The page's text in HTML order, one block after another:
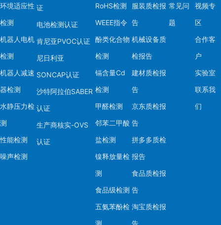
环境适应性
检测
机器人电机
检测
机器人减速
器检测
水静压力检
测
性能检测
噪声检测
证
电池检测认证
肯尼亚PVOC认证
尼日利亚
SONCAP认证
沙特阿拉伯SABER
认证
生产商核实-OVS
认证
RoHS检测
WEEE指令
酚类化合物
检测
镉含量Cd
检测
甲醛检测
邻苯二甲酸
盐检测
镍释放量检
测
食品级检测
五氨苯酚检
服装质检报
告
机械设备质
检报告
建材质检报
告
京东质检报
告
拼多多质检
报告
食品质检报
告
淘宝质检报
常见问
题
视频专
区
合作客
户
实验室
联系我
们